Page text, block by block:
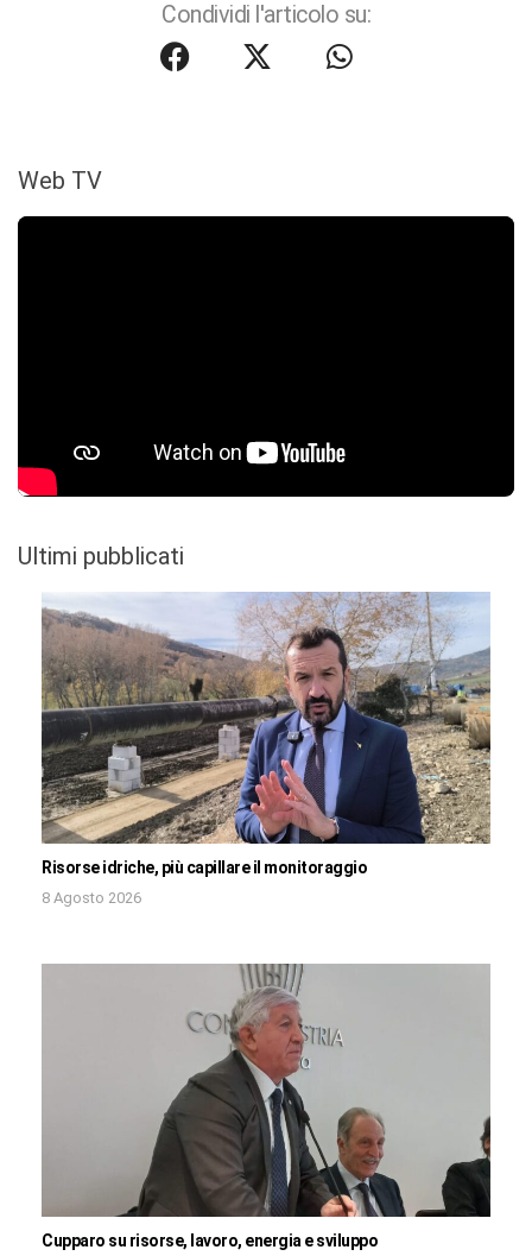
Condividi l'articolo su:
Web TV
Ultimi pubblicati
Risorse idriche, più capillare il monitoraggio
8 Agosto 2026
Cupparo su risorse, lavoro, energia e sviluppo